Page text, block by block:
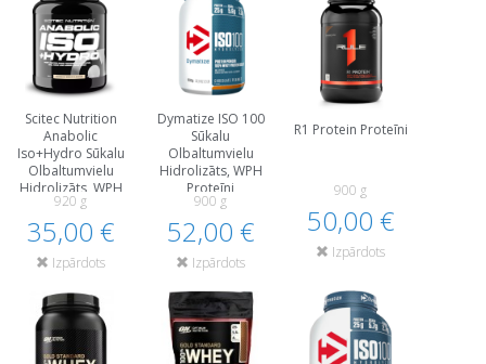
Scitec Nutrition
Anabolic
Iso+Hydro Sūkalu
Olbaltumvielu
Hidrolizāts, WPH
Proteīni
920 g
35,00 €
Izpārdots
Dymatize ISO 100
Sūkalu
Olbaltumvielu
Hidrolizāts, WPH
Proteīni
900 g
52,00 €
Izpārdots
R1 Protein Proteīni
900 g
50,00 €
Izpārdots